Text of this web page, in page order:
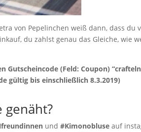
von Pepelinchen weiß dann, dass du
du zahlst genau das Gleiche, wie
(Feld: Coupon)
gültig bis einschließlich 8.3.2019)
genäht?
und#Kimonobluse auf